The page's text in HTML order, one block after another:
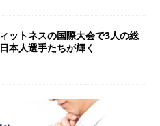
ットネスの国際大会で3人の総
本人選手たちが輝く